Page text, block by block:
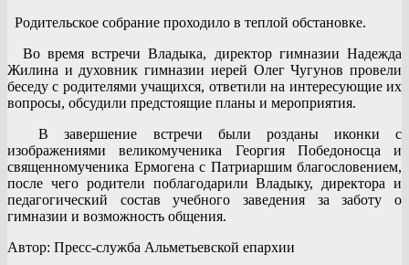
Родительское собрание проходило в теплой обстановке.
Во время встречи Владыка, директор гимназии Надежда
Жилина и духовник гимназии иерей Олег Чугунов провели
беседу с родителями учащихся, ответили на интересующие их
вопросы, обсудили предстоящие планы и мероприятия.
В завершение встречи были розданы иконки с
изображениями великомученика Георгия Победоносца и
священномученика Ермогена с Патриаршим благословением,
после чего родители поблагодарили Владыку, директора и
педагогический состав учебного заведения за заботу о
гимназии и возможность общения.
Автор: Пресс-служба Альметьевской епархии